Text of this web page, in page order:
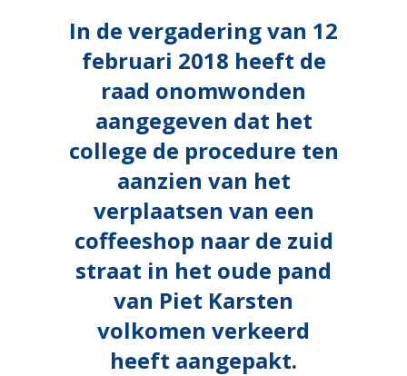
In de vergadering van 12
februari 2018 heeft de
raad onomwonden
aangegeven dat het
college de procedure ten
aanzien van het
verplaatsen van een
coffeeshop naar de zuid
straat in het oude pand
van Piet Karsten
volkomen verkeerd
heeft aangepakt.